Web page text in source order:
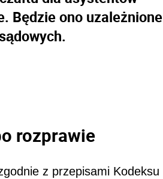
Będzie ono uzależnione
rozprawie
z przepisami Kodeksu